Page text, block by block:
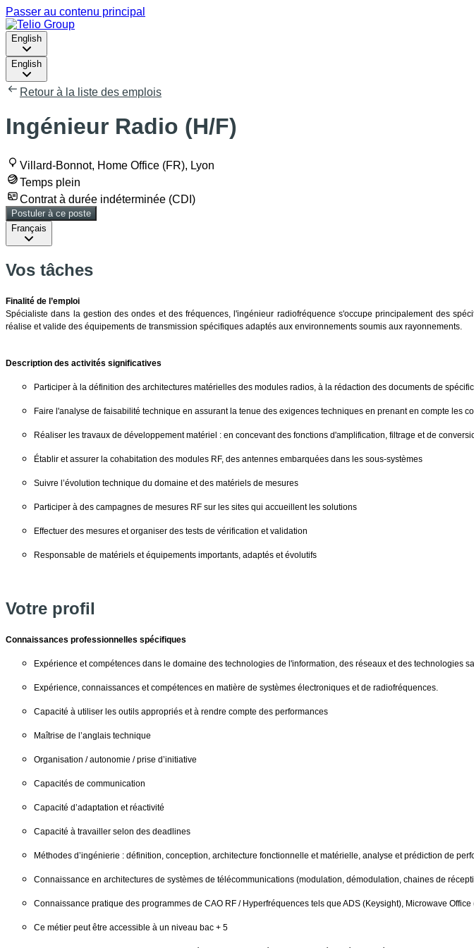
Passer au contenu principal
English
English
Retour à la liste des emplois
Ingénieur Radio (H/F)
Villard-Bonnot, Home Office (FR), Lyon
Temps plein
Contrat à durée indéterminée (CDI)
Postuler à ce poste
Français
Vos tâches
Finalité de l’emploi
Spécialiste dans la gestion des ondes et des fréquences, l'ingénieur radiofréquence s'occupe principalement des
réalise et valide des équipements de transmission spécifiques adaptés aux environnements soumis aux rayonnements.
Description des activités significatives
Participer à la définition des architectures matérielles des modules radios, à la rédaction des documents de
Faire l'analyse de faisabilité technique en assurant la tenue des exigences techniques en prenant en compte les
Réaliser les travaux de développement matériel : en concevant des fonctions d'amplification, filtrage et de
Établir et assurer la cohabitation des modules RF, des antennes embarquées dans les sous-systèmes
Suivre l’évolution technique du domaine et des matériels de mesures
Participer à des campagnes de mesures RF sur les sites qui accueillent les solutions
Effectuer des mesures et organiser des tests de vérification et validation
Responsable de matériels et équipements importants, adaptés et évolutifs
Votre profil
Connaissances professionnelles spécifiques
Expérience et compétences dans le domaine des technologies de l'information, des réseaux et des technologies
Expérience, connaissances et compétences en matière de systèmes électroniques et de radiofréquences.
Capacité à utiliser les outils appropriés et à rendre compte des performances
Maîtrise de l’anglais technique
Organisation / autonomie / prise d’initiative
Capacités de communication
Capacité d’adaptation et réactivité
Capacité à travailler selon des deadlines
Méthodes d’ingénierie : définition, conception, architecture fonctionnelle et matérielle, analyse et prédiction de
Connaissance en architectures de systèmes de télécommunications (modulation, démodulation, chaines de
Connaissance pratique des programmes de CAO RF / Hyperfréquences tels que ADS (Keysight), Microwave
Ce métier peut être accessible à un niveau bac + 5